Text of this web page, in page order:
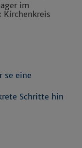
im
Kirchenkreis
se eine
Schritte hin